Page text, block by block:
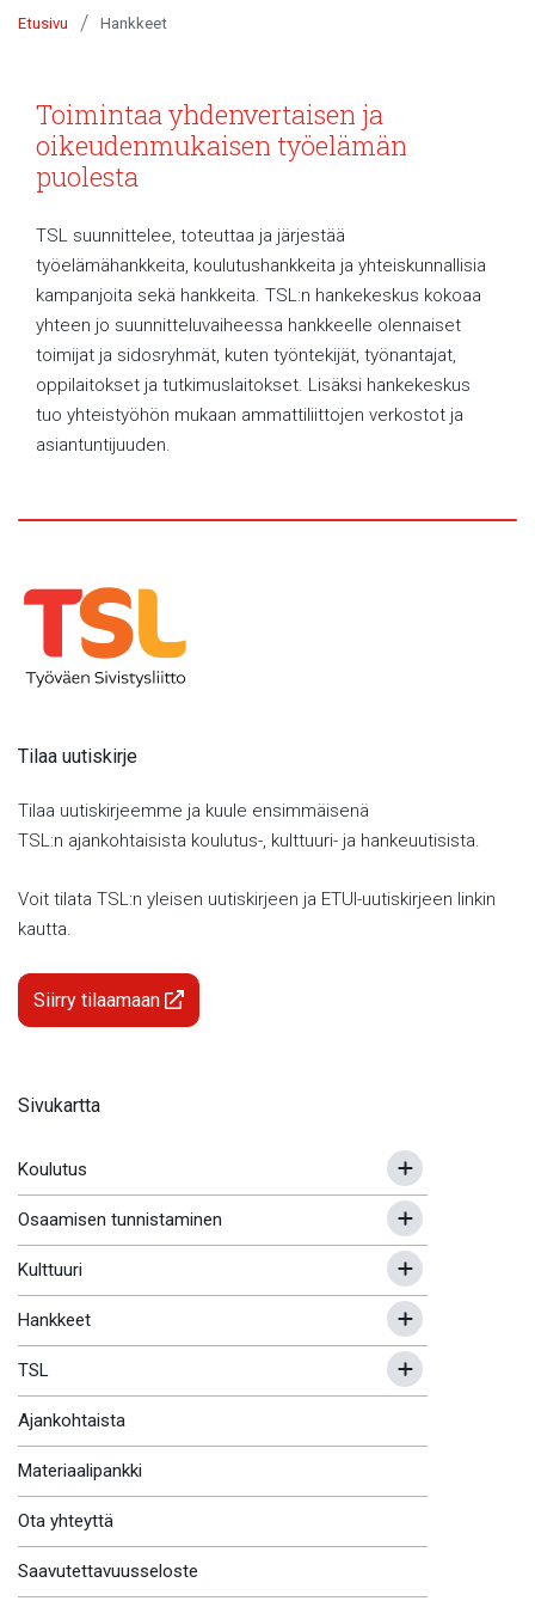
Etusivu / Hankkeet
Toimintaa yhdenvertaisen ja
oikeudenmukaisen työelämän
puolesta
TSL suunnittelee, toteuttaa ja järjestää
työelämähankkeita, koulutushankkeita ja yhteiskunnallisia
kampanjoita sekä hankkeita. TSL:n hankekeskus kokoaa
yhteen jo suunnitteluvaiheessa hankkeelle olennaiset
toimijat ja sidosryhmät, kuten työntekijät, työnantajat,
oppilaitokset ja tutkimuslaitokset. Lisäksi hankekeskus
tuo yhteistyöhön mukaan ammattiliittojen verkostot ja
asiantuntijuuden.
Tilaa uutiskirje
Tilaa uutiskirjeemme ja kuule ensimmäisenä
TSL:n ajankohtaisista koulutus-, kulttuuri- ja hankeuutisista.
Voit tilata TSL:n yleisen uutiskirjeen ja ETUI-uutiskirjeen linkin
kautta.
Siirry tilaamaan
Sivukartta
Koulutus
Osaamisen tunnistaminen
Kulttuuri
Hankkeet
TSL
Ajankohtaista
Materiaalipankki
Ota yhteyttä
Saavutettavuusseloste